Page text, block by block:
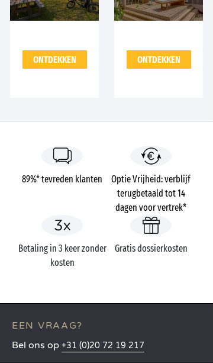
ONTDEKKEN ONTDEKKEN
89%* tevreden klanten
Optie Vrijheid: verblijf
terugbetaald tot 14
dagen voor vertrek*
Betaling in 3 keer zonder
kosten
Gratis dossierkosten
EEN VRAAG?
Bel ons op +31 (0)20 72 19 217